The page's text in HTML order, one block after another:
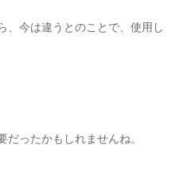
、今は違うとのことで、使用し
だったかもしれませんね。